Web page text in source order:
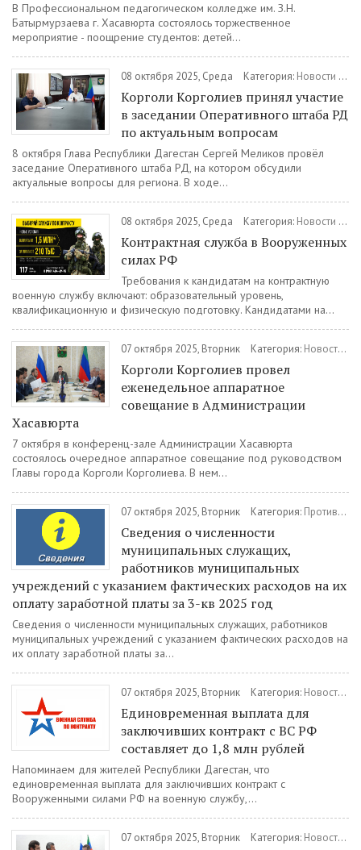
В Профессиональном педагогическом колледже им. З.Н.
Батырмурзаева г. Хасавюрта состоялось торжественное
мероприятие - поощрение студентов: детей...
08 октября 2025, Среда Категория: Новости
Корголи Корголиев принял участие
в заседании Оперативного штаба РД
по актуальным вопросам
8 октября Глава Республики Дагестан Сергей Меликов провёл
заседание Оперативного штаба РД, на котором обсудили
актуальные вопросы для региона. В ходе...
08 октября 2025, Среда Категория: Новости
Контрактная служба в Вооруженных
силах РФ
Требования к кандидатам на контрактную
военную службу включают: образовательный уровень,
квалификационную и физическую подготовку. Кандидатами на...
07 октября 2025, Вторник Категория: Новости /
Корголи Корголиев провел
еженедельное аппаратное
совещание в Администрации
Хасавюрта
7 октября в конференц-зале Администрации Хасавюрта
состоялось очередное аппаратное совещание под руководством
Главы города Корголи Корголиева. В нем...
07 октября 2025, Вторник Категория: Противодействие коррупции
Сведения о численности
муниципальных служащих,
работников муниципальных
учреждений с указанием фактических расходов на их
оплату заработной платы за 3-кв 2025 год
Сведения о численности муниципальных служащих, работников
муниципальных учреждений с указанием фактических расходов на
их оплату заработной платы за...
07 октября 2025, Вторник Категория: Новости /
Единовременная выплата для
заключивших контракт с ВС РФ
составляет до 1,8 млн рублей
Напоминаем для жителей Республики Дагестан, что
единовременная выплата для заключивших контракт с
Вооруженными силами РФ на военную службу,...
07 октября 2025, Вторник Категория: Новости /